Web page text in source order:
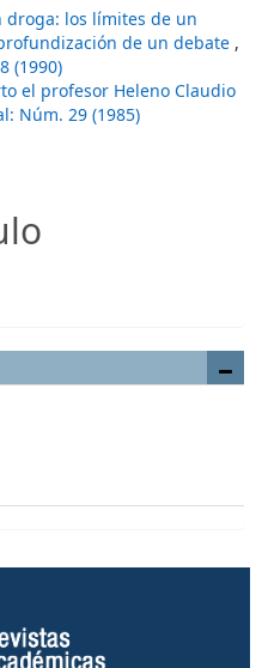
droga: los límites de un
de un debate ,
(1990)
el profesor Heleno Claudio
Núm. 29 (1985)